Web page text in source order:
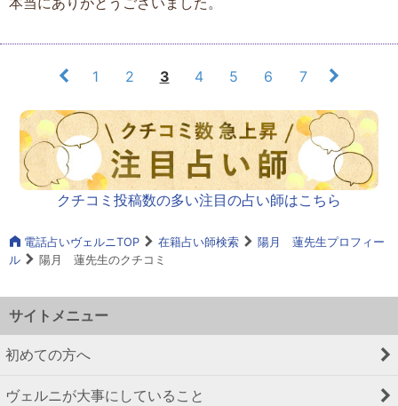
1 2 3 4 5 6 7
クチコミ投稿数の多い注目の占い師はこちら
電話占いヴェルニTOP 在籍占い師検索
陽月 蓮先生プロフィー
ル
陽月 蓮先生のクチコミ
サイトメニュー
初めての方へ
ヴェルニが大事にしていること